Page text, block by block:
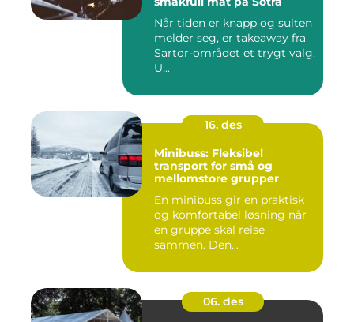
Når tiden er knapp og sulten
melder seg, er takeaway fra
Sartor-området et trygt valg.
U...
16. des
Minibuss: Fleksibel
transport for små og
mellomstore grupper
En minibuss gir en praktisk
og komfortabel løsning når
en gruppe skal reise
sammen. Den...
06. des